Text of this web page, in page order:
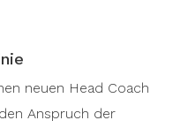
neuen Head Coach
Anspruch der